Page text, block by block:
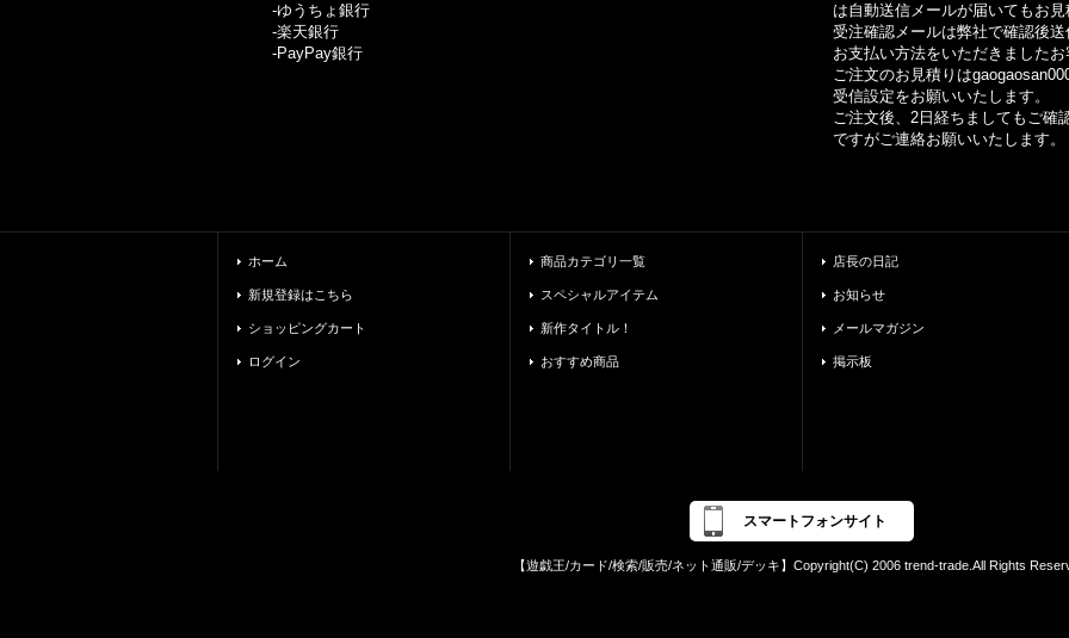
-ゆうちょ銀行
-楽天銀行
-PayPay銀行
は自動送信メールが届いてもお見
受注確認メールは弊社で確認後送
お支払い方法をいただきましたお
ご注文のお見積りは
受信設定をお願いいたします。
ご注文後、2日経ちましてもご確
ですがご連絡お願いいたします。
ホーム
新規登録はこちら
ショッピングカート
ログイン
商品カテゴリ一覧
スペシャルアイテム
新作タイトル！
おすすめ商品
店長の日記
お知らせ
メールマガジン
掲示板
スマートフォンサイト
【遊戯王/カード/検索/販売/ネット通販/デッキ】Copyright(C) 2006 trend-trade.All Rights